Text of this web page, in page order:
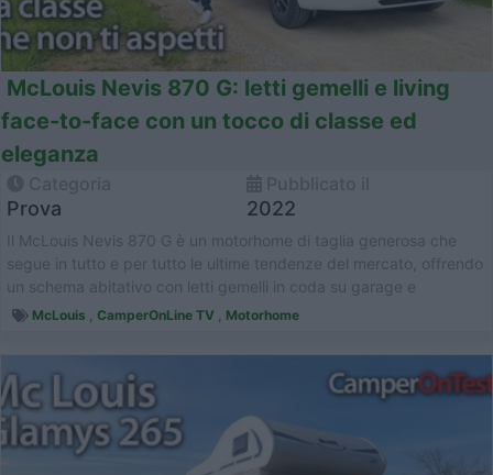
McLouis Nevis 870 G: letti gemelli e living
face-to-face con un tocco di classe ed
eleganza
Prova 2022
Il McLouis Nevis 870 G è un motorhome di taglia generosa che
segue in tutto e per tutto le ultime tendenze del mercato, offrendo
un schema abitativo con letti gemelli in coda su garage e
confortevole...
McLouis , CamperOnLine TV , Motorhome